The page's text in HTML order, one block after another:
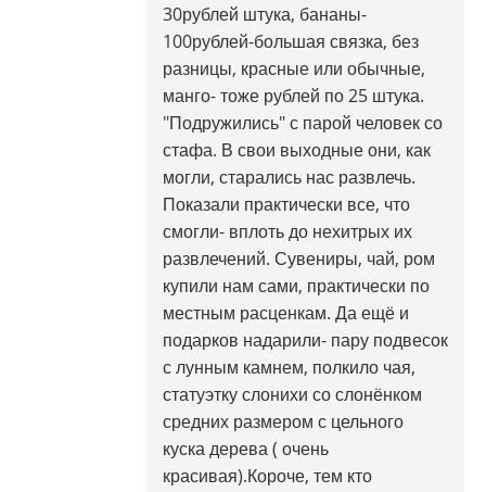
30рублей штука, бананы-
100рублей-большая связка, без
разницы, красные или обычные,
манго- тоже рублей по 25 штука.
"Подружились" с парой человек со
стафа. В свои выходные они, как
могли, старались нас развлечь.
Показали практически все, что
смогли- вплоть до нехитрых их
развлечений. Сувениры, чай, ром
купили нам сами, практически по
местным расценкам. Да ещё и
подарков надарили- пару подвесок
с лунным камнем, полкило чая,
статуэтку слонихи со слонёнком
средних размером с цельного
куска дерева ( очень
красивая).Короче, тем кто